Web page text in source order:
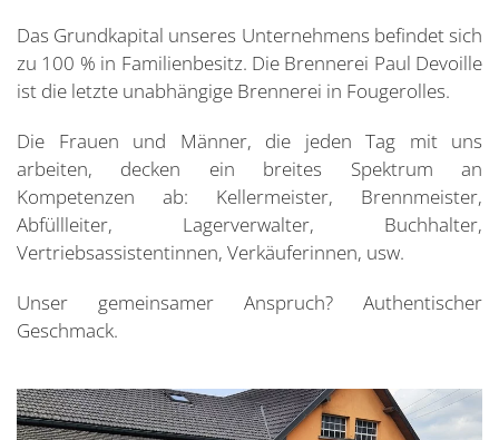
Das Grundkapital unseres Unternehmens befindet sich
zu 100 % in Familienbesitz. Die Brennerei Paul Devoille
ist die letzte unabhängige Brennerei in Fougerolles.
Die Frauen und Männer, die jeden Tag mit uns
arbeiten, decken ein breites Spektrum an
Kompetenzen ab: Kellermeister, Brennmeister,
Abfüllleiter, Lagerverwalter, Buchhalter,
Vertriebsassistentinnen, Verkäuferinnen, usw.
Unser gemeinsamer Anspruch? Authentischer
Geschmack.